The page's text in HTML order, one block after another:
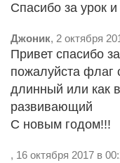
Спасибо за урок
Джоник, 2 октября
Привет спасибо
пожалуйста флаг
длинный или как
развивающий
С новым годом!!!
, 16 октября 2017 в